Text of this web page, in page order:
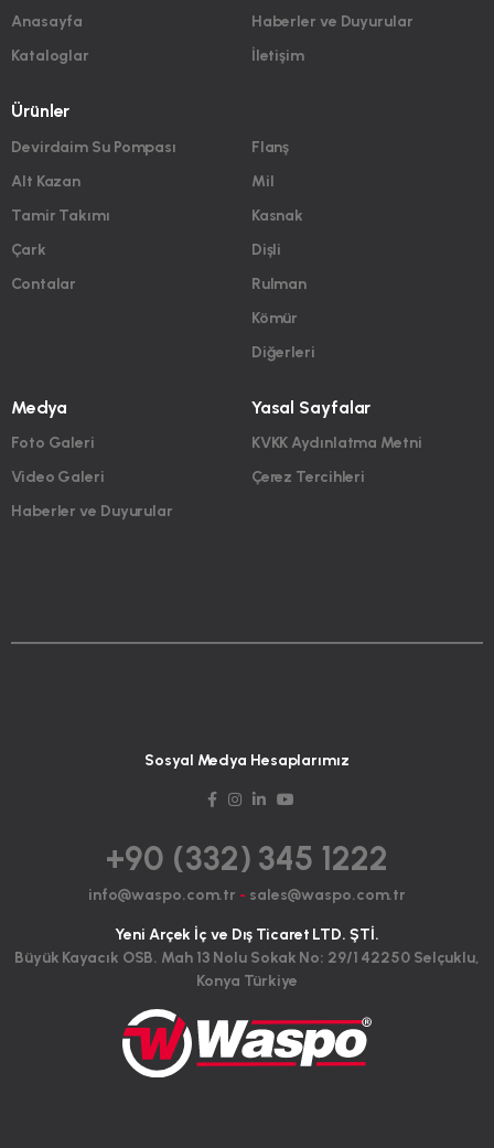
Anasayfa
Kataloglar
Haberler ve Duyurular
İletişim
Ürünler
Devirdaim Su Pompası
Alt Kazan
Tamir Takımı
Çark
Contalar
Flanş
Mil
Kasnak
Dişli
Rulman
Kömür
Diğerleri
Medya
Foto Galeri
Video Galeri
Haberler ve Duyurular
Yasal Sayfalar
KVKK Aydınlatma Metni
Çerez Tercihleri
Sosyal Medya Hesaplarımız
+90 (332) 345 1222
info@waspo.com.tr - sales@waspo.com.tr
Yeni Arçek İç ve Dış Ticaret LTD. ŞTİ.
Büyük Kayacık OSB. Mah 13 Nolu Sokak No: 29/1 42250 Selçuklu,
Konya Türkiye